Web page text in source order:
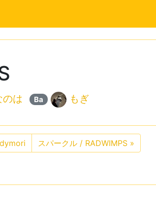
のは Ba もぎ
スパークル / RADWIMPS »